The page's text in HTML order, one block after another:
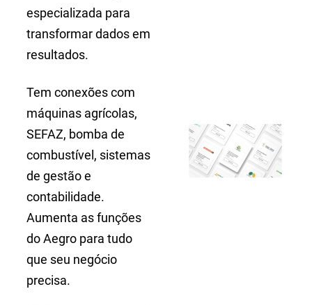
especializada para
transformar dados em
resultados.
Tem conexões com
máquinas agrícolas,
SEFAZ, bomba de
combustível, sistemas
de gestão e
contabilidade.
Aumenta as funções
do Aegro para tudo
que seu negócio
precisa.